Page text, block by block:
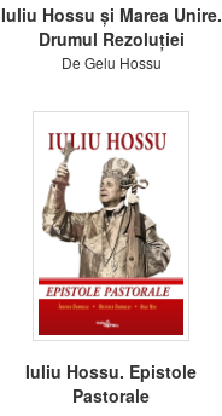
Iuliu Hossu și Marea Unire.
Drumul Rezoluției
De Gelu Hossu
Iuliu Hossu. Epistole
Pastorale